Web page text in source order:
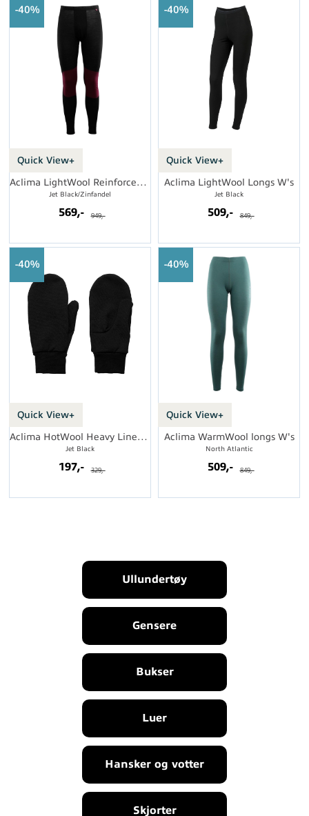
Quick View+
40%
Aclima LightWool Reinforced Longs
Jet Black/Zinfandel
569,- 949,-
Quick View+
40%
Aclima LightWool Longs W's
Jet Black
509,- 849,-
Quick View+
40%
Aclima HotWool Heavy Liner Mittens
Jet Black
197,- 329,-
Quick View+
40%
Aclima WarmWool longs W's
North Atlantic
509,- 849,-
Ullundertøy
Gensere
Bukser
Luer
Hansker og votter
Skjorter